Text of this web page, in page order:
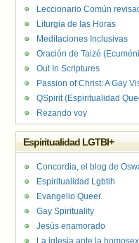
Leccionario Común
Liturgia de las Horas
Meditaciones Inclusivas
Oración de Taizé
Out In Scriptures
Passion of Christ: A Gay
QSpirit (Espiritualidad
Rezando voy
Espiritualidad LGTBI+
Concordia, el blog de
Espiritualidad Lgbtih
Evangelio Queer.
Gay Spirituality
Jesús enamorado
La iglesia ante la